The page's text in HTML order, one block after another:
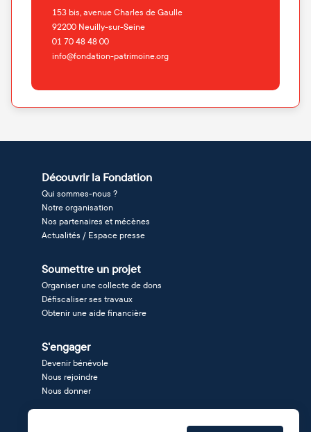
153 bis, avenue Charles de Gaulle
92200 Neuilly-sur-Seine
01 70 48 48 00
info@fondation-patrimoine.org
Découvrir la Fondation
Qui sommes-nous ?
Notre organisation
Nos partenaires et mécènes
Actualités / Espace presse
Soumettre un projet
Organiser une collecte de dons
Défiscaliser ses travaux
Obtenir une aide financière
S'engager
Devenir bénévole
Nous rejoindre
Nous donner